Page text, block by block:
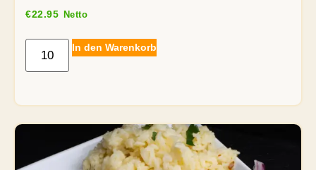
€22.95 Netto
In den Warenkorb